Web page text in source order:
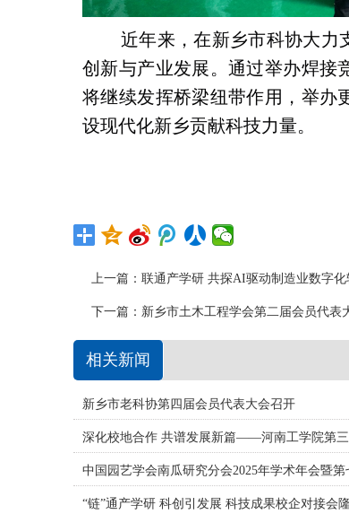
近年来，在新乡市科协大力
创新与产业发展。通过举办焊接
将继续发挥桥梁纽带作用，举办
设现代化新乡贡献科技力量。
上一篇： 联通产学研 共探AI驱动制造业数字
下一篇： 新乡市土木工程学会第二届会员代表
相关新闻
新乡市老科协第四届会员代表大会召开
深化校地合作 共谱发展新篇——河南工学院第
中国园艺学会南瓜研究分会2025年学术年会暨
“链”通产学研 科创引发展 科技成果校企对接会